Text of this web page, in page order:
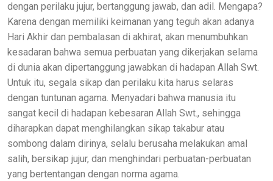
dengan perilaku jujur, bertanggung jawab, dan adil. Mengapa?
Karena dengan memiliki keimanan yang teguh akan adanya
Hari Akhir dan pembalasan di akhirat, akan menumbuhkan
kesadaran bahwa semua perbuatan yang dikerjakan selama
di dunia akan dipertanggung jawabkan di hadapan Allah Swt.
Untuk itu, segala sikap dan perilaku kita harus selaras
dengan tuntunan agama. Menyadari bahwa manusia itu
sangat kecil di hadapan kebesaran Allah Swt., sehingga
diharapkan dapat menghilangkan sikap takabur atau
sombong dalam dirinya, selalu berusaha melakukan amal
salih, bersikap jujur, dan menghindari perbuatan-perbuatan
yang bertentangan dengan norma agama.